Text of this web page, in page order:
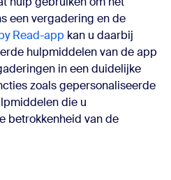
een vergadering en de
Read-app kan u daarbij
hulpmiddelen van de app
in een duidelijke
zoals gepersonaliseerde
die u
betrokkenheid van de